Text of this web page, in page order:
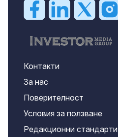
Контакти
За нас
Поверителност
Условия за ползване
Редакционни стандарти